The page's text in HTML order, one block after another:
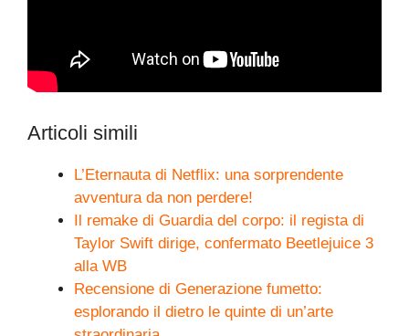
Articoli simili
L’Eternauta di Netflix: una sorprendente
avventura da non perdere!
Il remake di Guardia del corpo: il regista di
Taylor Swift dirige, confermato Beetlejuice 3
alla WB
Recensione di Generazione fumetto:
esplorando il dietro le quinte di un’arte